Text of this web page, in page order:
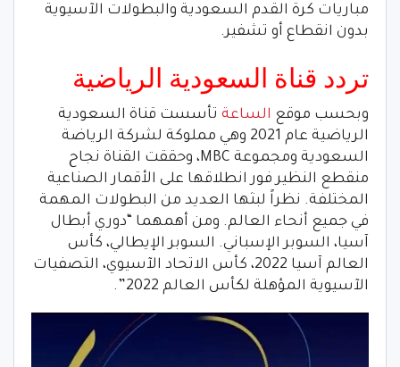
مباريات كرة القدم السعودية والبطولات الآسيوية
بدون انقطاع أو تشفير.
تردد قناة السعودية الرياضية
وبحسب موقع الساعة تأسست قناة السعودية
الرياضية عام 2021 وهي مملوكة لشركة الرياضة
السعودية ومجموعة MBC، وحققت القناة نجاح
منقطع النظير فور انطلاقها على الأقمار الصناعية
المختلفة. نظراً لبثها العديد من البطولات المهمة
في جميع أنحاء العالم. ومن أهمهما “دوري أبطال
آسيا، السوبر الإسباني. السوبر الإيطالي، كأس
العالم آسيا 2022، كأس الاتحاد الآسيوي، التصفيات
الآسيوية المؤهلة لكأس العالم 2022”.